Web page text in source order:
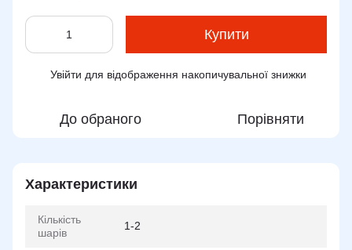
Купити
Увійти для відображення накопичувальної знижки
До обраного Порівняти
Характеристики
Кількість
шарів
1-2